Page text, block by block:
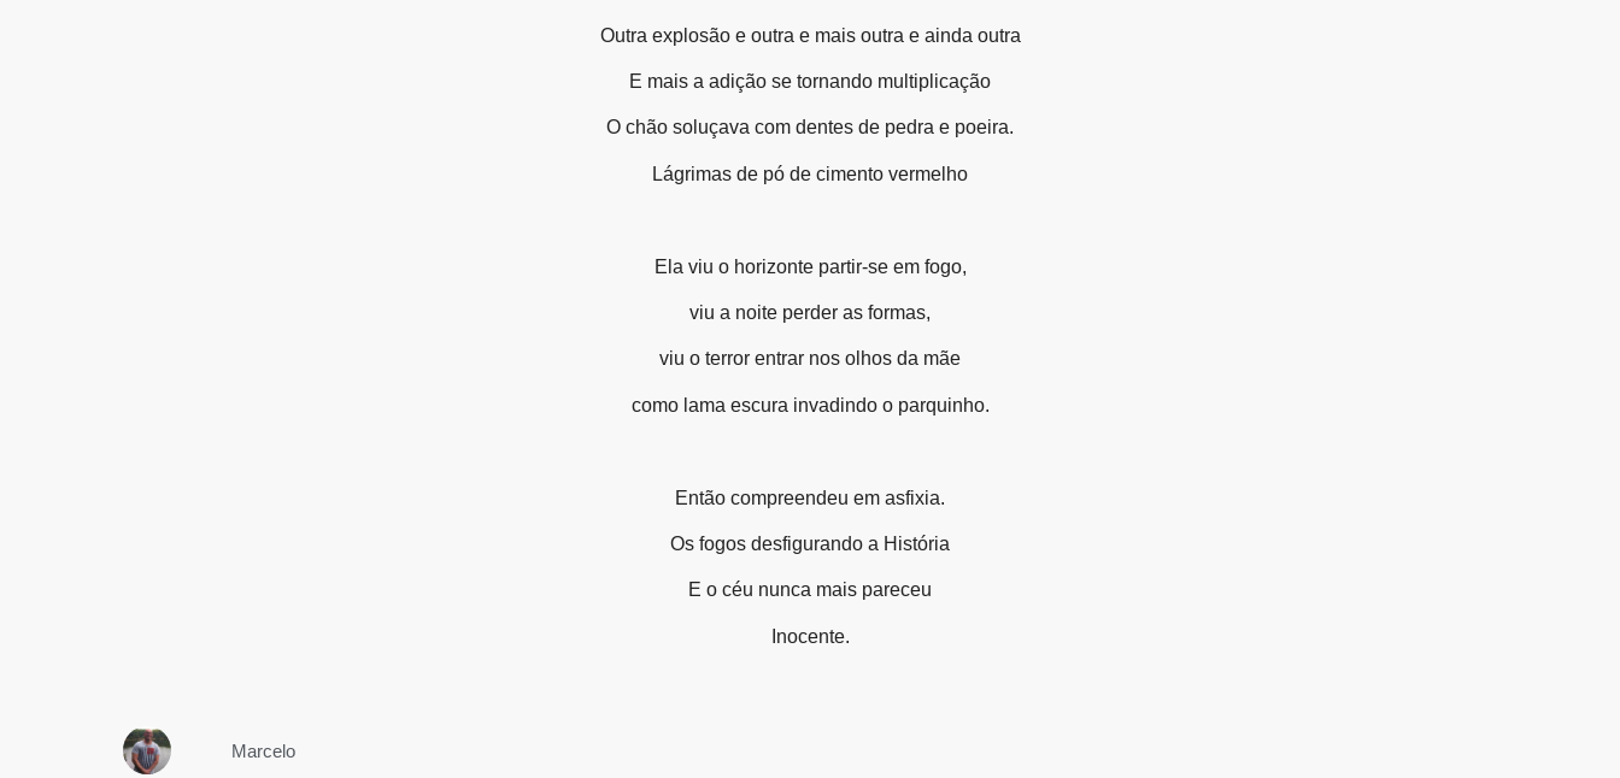
Outra explosão e outra e mais outra e ainda outra
E mais a adição se tornando multiplicação
O chão soluçava com dentes de pedra e poeira.
Lágrimas de pó de cimento vermelho
Ela viu o horizonte partir-se em fogo,
viu a noite perder as formas,
viu o terror entrar nos olhos da mãe
como lama escura invadindo o parquinho.
Então compreendeu em asfixia.
Os fogos desfigurando a História
E o céu nunca mais pareceu
Inocente.
Marcelo